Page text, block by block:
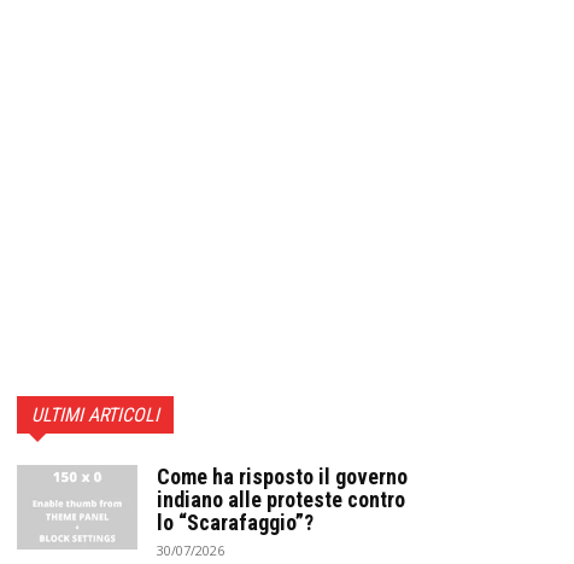
ULTIMI ARTICOLI
Come ha risposto il governo
indiano alle proteste contro
lo “Scarafaggio”?
30/07/2026